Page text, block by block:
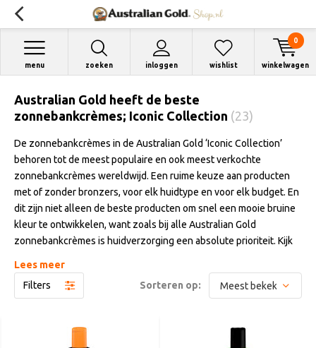
zoeken inloggen
menu wishlist winkelwagen
0
Australian Gold heeft de beste
zonnebankcrèmes; Iconic Collection (23)
De zonnebankcrèmes in de Australian Gold ‘Iconic Collection’
behoren tot de meest populaire en ook meest verkochte
zonnebankcrèmes wereldwijd. Een ruime keuze aan producten
met of zonder bronzers, voor elk huidtype en voor elk budget. En
dit zijn niet alleen de beste producten om snel een mooie bruine
kleur te ontwikkelen, want zoals bij alle Australian Gold
zonnebankcrèmes is huidverzorging een absolute prioriteit. Kijk
olijfolie, ProVitamine B5, Omega 3 en 6, pure hennepzaadolie,
vitamines A, C, E, shea butter, saffloerolie, bijenextracten, Aloë
Lees meer
Filters
Sorteren op: